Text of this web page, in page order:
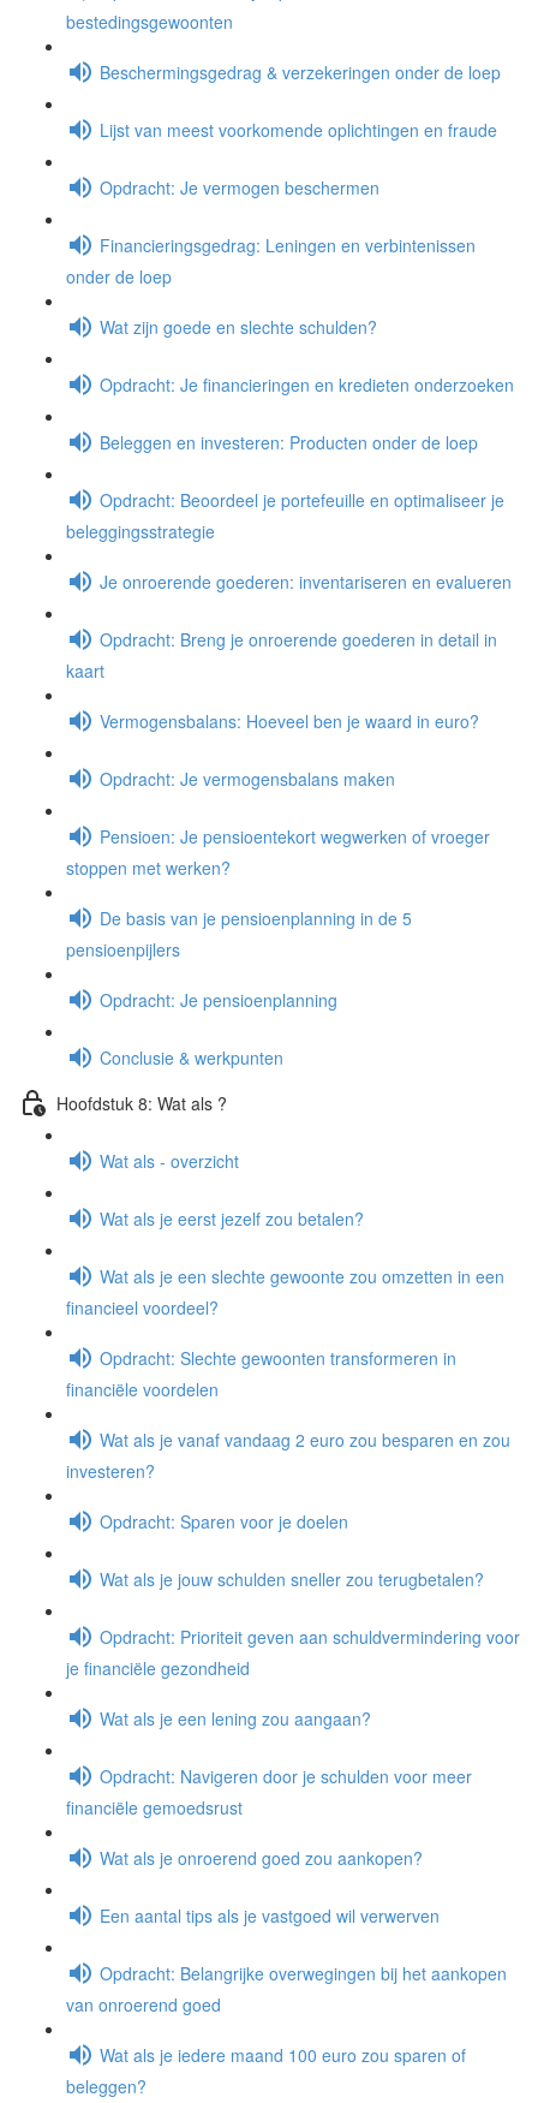
bestedingsgewoonten
Beschermingsgedrag & verzekeringen onder de loep
Lijst van meest voorkomende oplichtingen en fraude
Opdracht: Je vermogen beschermen
Financieringsgedrag: Leningen en verbintenissen
onder de loep
Wat zijn goede en slechte schulden?
Opdracht: Je financieringen en kredieten onderzoeken
Beleggen en investeren: Producten onder de loep
Opdracht: Beoordeel je portefeuille en optimaliseer je
beleggingsstrategie
Je onroerende goederen: inventariseren en evalueren
Opdracht: Breng je onroerende goederen in detail in
kaart
Vermogensbalans: Hoeveel ben je waard in euro?
Opdracht: Je vermogensbalans maken
Pensioen: Je pensioentekort wegwerken of vroeger
stoppen met werken?
De basis van je pensioenplanning in de 5
pensioenpijlers
Opdracht: Je pensioenplanning
Conclusie & werkpunten
Hoofdstuk 8: Wat als ?
Wat als - overzicht
Wat als je eerst jezelf zou betalen?
Wat als je een slechte gewoonte zou omzetten in een
financieel voordeel?
Opdracht: Slechte gewoonten transformeren in
financiële voordelen
Wat als je vanaf vandaag 2 euro zou besparen en zou
investeren?
Opdracht: Sparen voor je doelen
Wat als je jouw schulden sneller zou terugbetalen?
Opdracht: Prioriteit geven aan schuldvermindering voor
je financiële gezondheid
Wat als je een lening zou aangaan?
Opdracht: Navigeren door je schulden voor meer
financiële gemoedsrust
Wat als je onroerend goed zou aankopen?
Een aantal tips als je vastgoed wil verwerven
Opdracht: Belangrijke overwegingen bij het aankopen
van onroerend goed
Wat als je iedere maand 100 euro zou sparen of
beleggen?